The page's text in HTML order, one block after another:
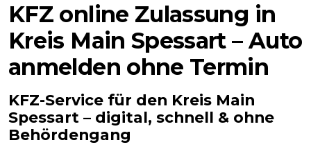
KFZ online Zulassung in
Kreis Main Spessart– Auto
anmelden ohne Termin
KFZ-Service für den Kreis Main
Spessart – digital, schnell & ohne
Behördengang